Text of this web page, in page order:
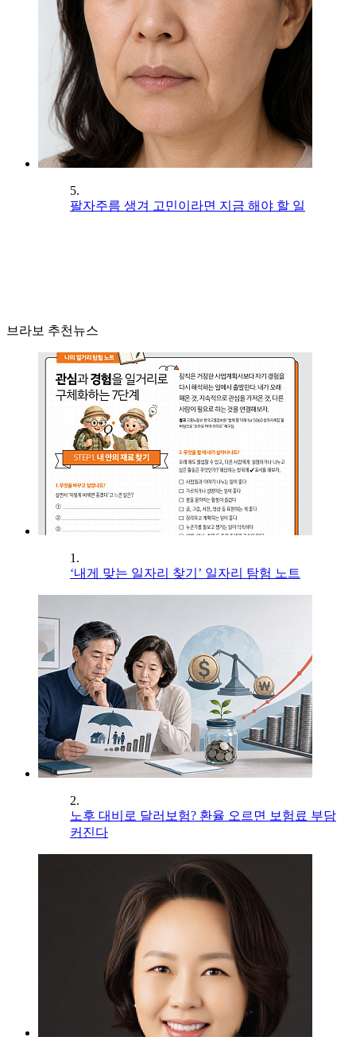
5.
팔자주름 생겨 고민이라면 지금 해야 할 일
브라보 추천뉴스
1.
‘내게 맞는 일자리 찾기’ 일자리 탐험 노트
2.
노후 대비로 달러보험? 환율 오르면 보험료 부담
커진다